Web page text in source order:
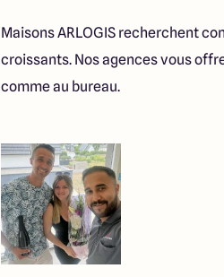
Maisons ARLOGIS recherchent
croissants. Nos agences vous
comme au bureau.